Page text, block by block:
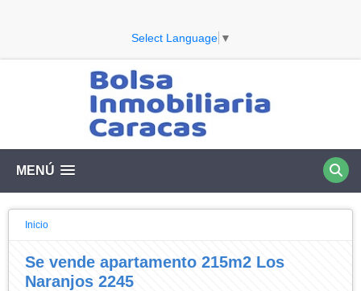
Select Language ▼
MENÚ
Inicio
Se vende apartamento 215m2 Los
Naranjos 2245